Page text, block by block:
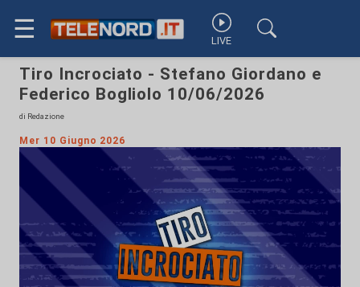
☰ LIVE
Tiro Incrociato - Stefano Giordano e
Federico Bogliolo 10/06/2026
di Redazione
Mer 10 Giugno 2026